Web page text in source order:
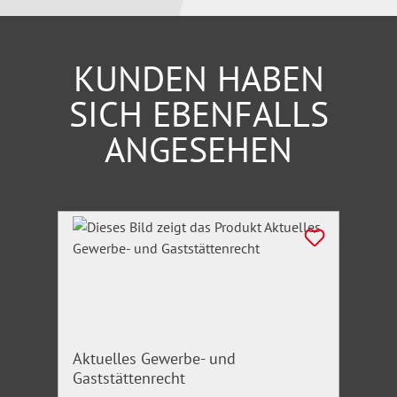
sich und Ihr Business auf Erfolgskurs zu lenken,
KUNDEN HABEN
SICH EBENFALLS
ANGESEHEN
Produktgalerie überspringen
Aktuelles Gewerbe- und
Gaststättenrecht